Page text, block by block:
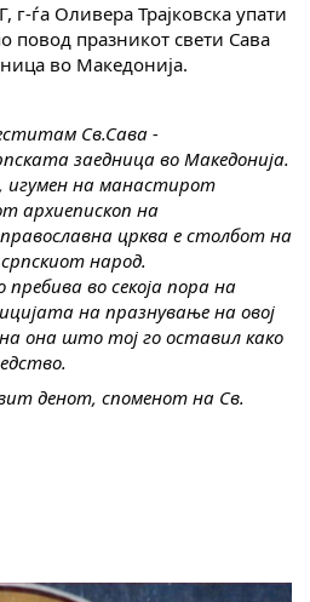
г-ѓа Оливера Трајковска упати
повод празникот свети Сава
во Македонија.
Св.Сава -
заедница во Македонија.
игумен на манастирот
архиепископ на
црква е столбот на
народ.
во секоја пора на
на празнување на овој
она што тој го оставил како
денот, споменот на Св.